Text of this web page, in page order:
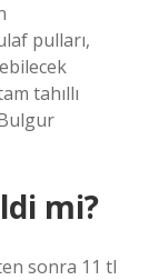
pulları,
tahıllı
mi?
sonra 11 tl